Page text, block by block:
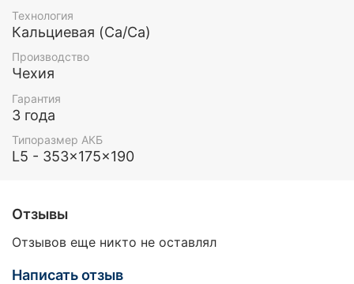
Технология
Кальциевая (Ca/Ca)
Производство
Чехия
Гарантия
3 года
Типоразмер АКБ
L5 - 353x175x190
Отзывы
Отзывов еще никто не оставлял
Написать отзыв